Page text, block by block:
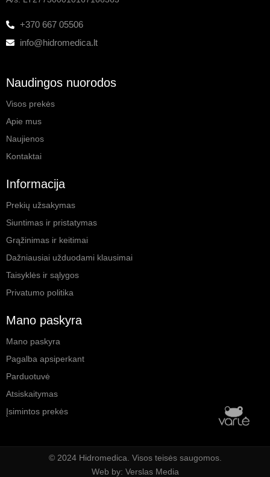
+370 667 05506
info@hidromedica.lt
Naudingos nuorodos
Visos prekės
Apie mus
Naujienos
Kontaktai
Informacija
Prekių užsakymas
Siuntimas ir pristatymas
Grąžinimas ir keitimai
Dažniausiai užduodami klausimai
Taisyklės ir sąlygos
Privatumo politika
Mano paskyra
Mano paskyra
Pagalba apsiperkant
Parduotuvė
Atsiskaitymas
Įsimintos prekės
© 2024 Hidromedica. Visos teisės saugomos.
Web by: Verslas Media